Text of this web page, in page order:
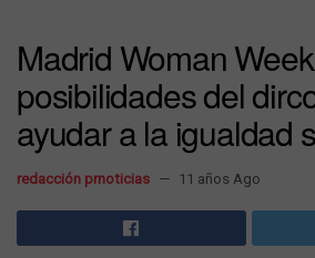
Madrid Woman
posibilidades del
ayudar a la igualdad
redacción prnoticias 11 años Ago